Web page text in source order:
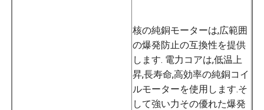
核の純銅モーターは,広範囲
の爆発防止の互換性を提供
します. 電力コアは,低温上
昇,長寿命,高効率の純銅コイ
ルモーターを使用します.そ
して強い力その優れた爆発